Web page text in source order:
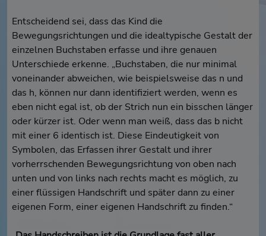
Entscheidend sei, dass das Kind die
Bewegungsrichtungen und die idealtypische Gestalt der
einzelnen Buchstaben erfasse und ihre genauen
Unterschiede erkenne. „Buchstaben, die nur minimal
voneinander abweichen, wie beispielsweise das n und
das h, können nur dann identifiziert werden, wenn es
eben nicht egal ist, ob der Strich nun ein bisschen länger
oder kürzer ist. Oder wenn man weiß, dass das b nicht
mit einer 6 identisch ist. Diese Eindeutigkeit von
Symbolen, das Erfassen ihrer Gestalt und ihrer
vorherrschenden Bewegungsrichtung von oben nach
unten und von links nach rechts macht es möglich, zu
einer flüssigen Handschrift und später dann zu einer
eigenen Form, einer eigenen Handschrift zu finden.“